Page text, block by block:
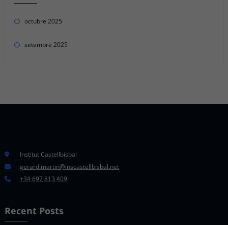
octubre 2025
setembre 2025
Institut Castellbisbal
gerard.martin@inscastellbisbal.net
+34 697 813 409
Recent Posts